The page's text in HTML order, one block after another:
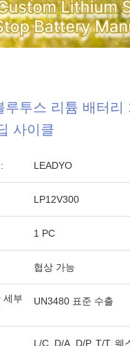
루투스 리튬 배터리
사이클
LEADYO
LP12V300
1 PC
협상 가능
세부
UN3480 표준 수출
L/C, D/A, D/P, T/T, 웨